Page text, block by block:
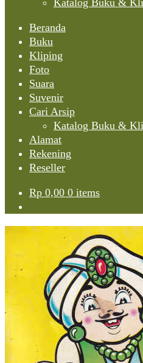
Katalog Buku &
Beranda
Buku
Kliping
Foto
Suara
Suvenir
Cari Arsip
Katalog Buku &
Alamat
Rekening
Reseller
Rp 0,00 0 items